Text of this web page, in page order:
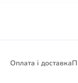
Оплата і доставка